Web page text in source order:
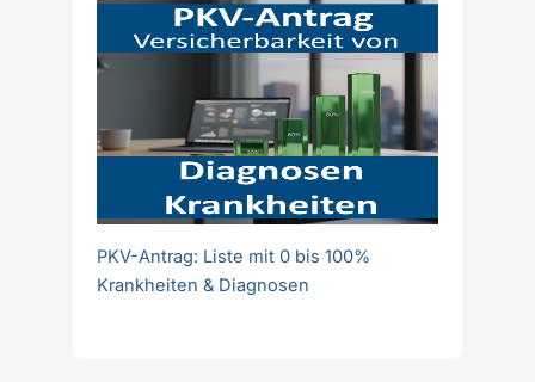
PKV-Antrag: Liste mit 0 bis 100%
Krankheiten & Diagnosen